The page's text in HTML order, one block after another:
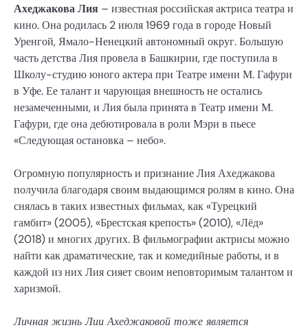
Ахеджакова Лия – известная российская актриса театра и
кино. Она родилась 2 июля 1969 года в городе Новый
Уренгой, Ямало-Ненецкий автономный округ. Большую
часть детства Лия провела в Башкирии, где поступила в
Школу-студию юного актера при Театре имени М. Гафури
в Уфе. Ее талант и чарующая внешность не остались
незамеченными, и Лия была принята в Театр имени М.
Гафури, где она дебютировала в роли Мэри в пьесе
«Следующая остановка – небо».
Огромную популярность и признание Лия Ахеджакова
получила благодаря своим выдающимся ролям в кино. Она
снялась в таких известных фильмах, как «Турецкий
гамбит» (2005), «Брестская крепость» (2010), «Лёд»
(2018) и многих других. В фильмографии актрисы можно
найти как драматические, так и комедийные работы, и в
каждой из них Лия сияет своим неповторимым талантом и
харизмой.
Личная жизнь Лии Ахеджаковой тоже является